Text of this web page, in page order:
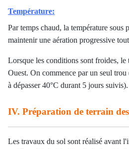
Température:
Par temps chaud, la température
maintenir une aération progressive
Lorsque les conditions sont froides, le
Ouest. On commence par un seul
à dépasser 40°C durant 5 jours suivis).
IV. Préparation de terrain
Les travaux du sol sont réalisé avant